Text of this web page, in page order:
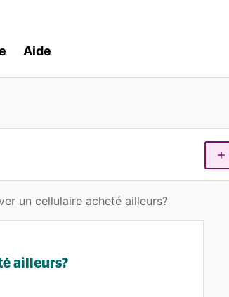
Aide
un cellulaire acheté ailleurs?
ailleurs?